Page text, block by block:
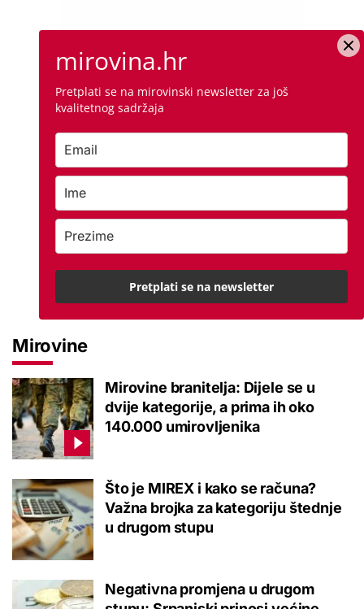
Mirovine
Mirovine branitelja: Dijele se u
dvije kategorije, a prima ih oko
140.000 umirovljenika
Što je MIREX i kako se računa?
Važna brojka za kategoriju štednje
u drugom stupu
Negativna promjena u drugom
mirovina.hr
Pretplati se na mirovinski newsletter za još
kvalitetnog sadržaja
Pretplati se na newsletter